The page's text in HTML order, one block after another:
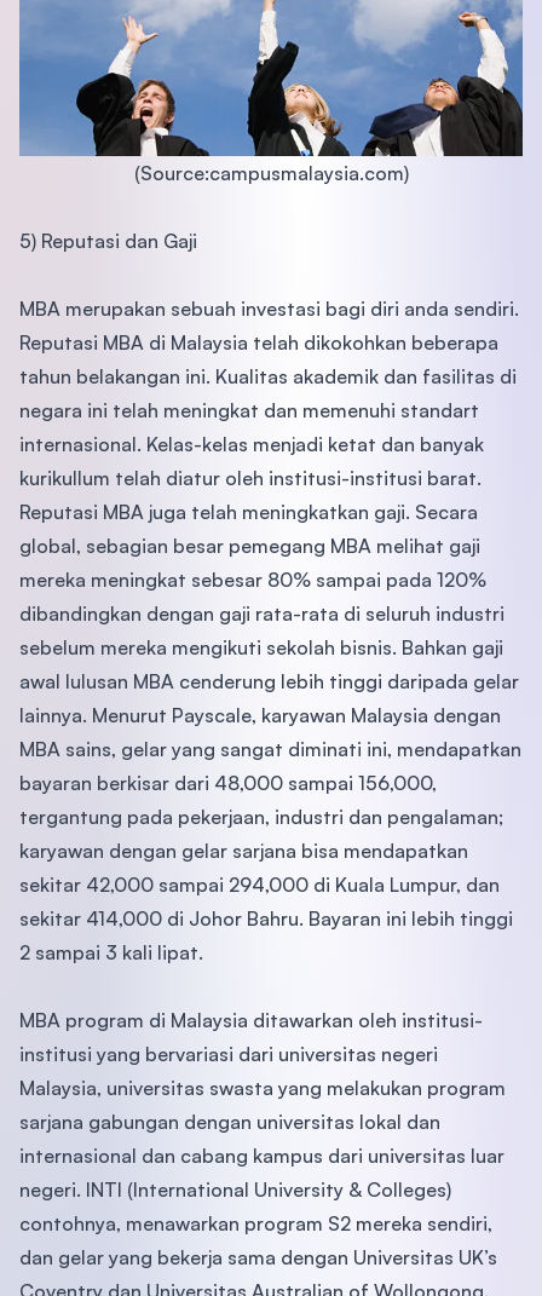
(Source:campusmalaysia.com)
5) Reputasi dan Gaji
MBA merupakan sebuah investasi bagi diri anda sendiri.
Reputasi MBA di Malaysia telah dikokohkan beberapa
tahun belakangan ini. Kualitas akademik dan fasilitas di
negara ini telah meningkat dan memenuhi standart
internasional. Kelas-kelas menjadi ketat dan banyak
kurikullum telah diatur oleh institusi-institusi barat.
Reputasi MBA juga telah meningkatkan gaji. Secara
global, sebagian besar pemegang MBA melihat gaji
mereka meningkat sebesar 80% sampai pada 120%
dibandingkan dengan gaji rata-rata di seluruh industri
sebelum mereka mengikuti sekolah bisnis. Bahkan gaji
awal lulusan MBA cenderung lebih tinggi daripada gelar
lainnya. Menurut Payscale, karyawan Malaysia dengan
MBA sains, gelar yang sangat diminati ini, mendapatkan
bayaran berkisar dari 48,000 sampai 156,000,
tergantung pada pekerjaan, industri dan pengalaman;
karyawan dengan gelar sarjana bisa mendapatkan
sekitar 42,000 sampai 294,000 di Kuala Lumpur, dan
sekitar 414,000 di Johor Bahru. Bayaran ini lebih tinggi
2 sampai 3 kali lipat.
MBA program di Malaysia ditawarkan oleh institusi-
institusi yang bervariasi dari universitas negeri
Malaysia, universitas swasta yang melakukan program
sarjana gabungan dengan universitas lokal dan
internasional dan cabang kampus dari universitas luar
negeri. INTI (International University & Colleges)
contohnya, menawarkan program S2 mereka sendiri,
dan gelar yang bekerja sama dengan Universitas UK’s
Coventry dan Universitas Australian of Wollongong.